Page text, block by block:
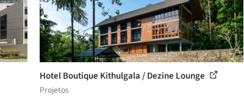
Hotel Boutique Kithulgala / Dezine Lounge
Projetos